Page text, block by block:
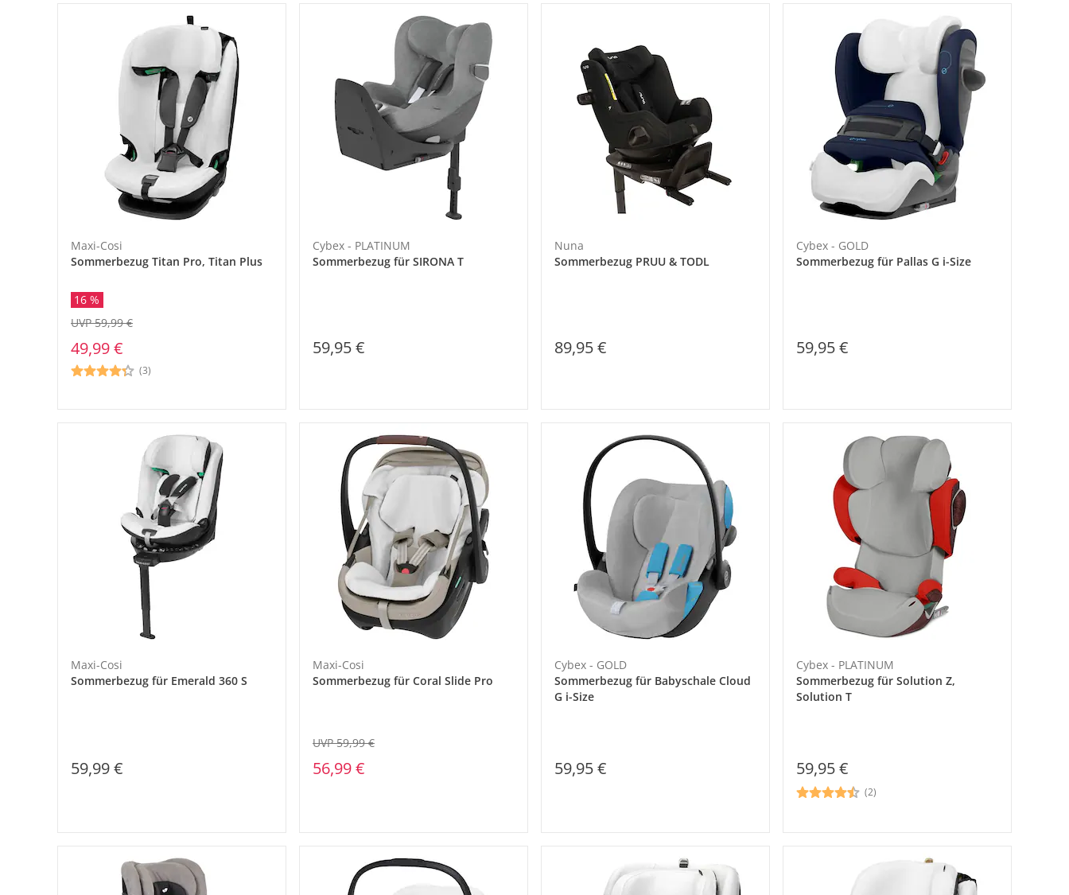
Maxi-Cosi
Sommerbezug Titan Pro, Titan Plus
16 %
49,99 €
UVP 59,99 €
(3)
Cybex - PLATINUM
Sommerbezug für SIRONA T
59,95 €
Nuna
Sommerbezug PRUU & TODL
89,95 €
Cybex - GOLD
Sommerbezug für Pallas G i-Size
59,95 €
Maxi-Cosi
Sommerbezug für Emerald 360 S
59,99 €
Maxi-Cosi
Sommerbezug für Coral Slide Pro
56,99 €
UVP 59,99 €
Cybex - GOLD
Sommerbezug für Babyschale Cloud
G i-Size
59,95 €
Cybex - PLATINUM
Sommerbezug für Solution Z,
Solution T
59,95 €
(2)